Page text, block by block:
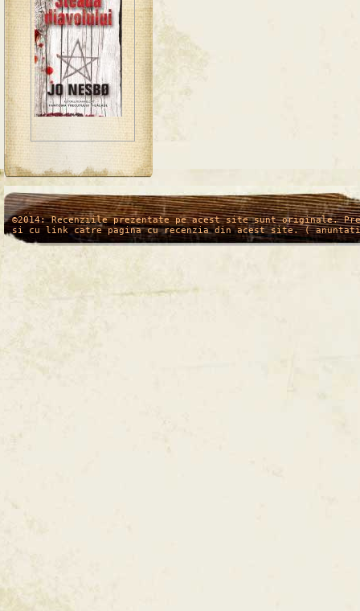
/* */
©2014: Recenziile prezentate pe acest site sunt originale.
si cu link catre pagina cu recenzia din acest site. (